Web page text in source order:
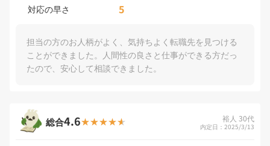
対応の早さ 5
担当の方のお人柄がよく、気持ちよく転職先を見つける
ことができました。人間性の良さと仕事ができる方だっ
たので、安心して相談できました。
総合4.6 裕人 30代
内定日：2025/3/13